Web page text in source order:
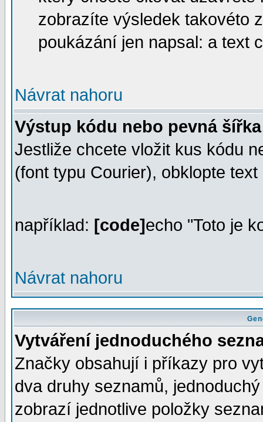
zobrazíte výsledek takovéto
poukázání jen napsal: a text
Návrat nahoru
Výstup kódu nebo pevná
Jestliže chcete vložit kus kódu
(font typu Courier), obklopte
například: [code]echo "Toto je
Návrat nahoru
Vytváření jednoduchého
Značky obsahují i příkazy pro
dva druhy seznamů,
zobrazí jednotlive položky